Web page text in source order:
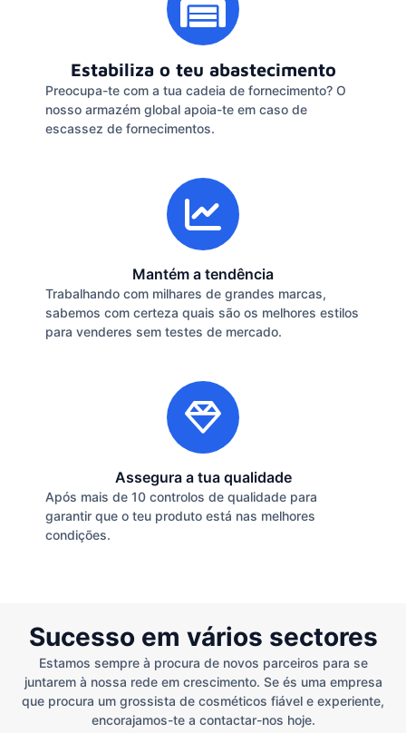
Estabiliza o teu abastecimento
Preocupa-te com a tua cadeia de fornecimento? O
nosso armazém global apoia-te em caso de
escassez de fornecimentos.
Mantém a tendência
Trabalhando com milhares de grandes marcas,
sabemos com certeza quais são os melhores estilos
para venderes sem testes de mercado.
Assegura a tua qualidade
Após mais de 10 controlos de qualidade para
garantir que o teu produto está nas melhores
condições.
Sucesso em vários sectores
Estamos sempre à procura de novos parceiros para se
juntarem à nossa rede em crescimento. Se és uma empresa
que procura um grossista de cosméticos fiável e experiente,
encorajamos-te a contactar-nos hoje.